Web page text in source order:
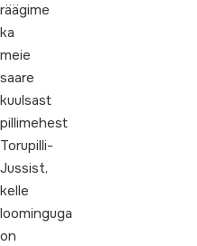
räägime
ka
meie
saare
kuulsast
pillimehest
Torupilli-
Jussist,
kelle
loominguga
on